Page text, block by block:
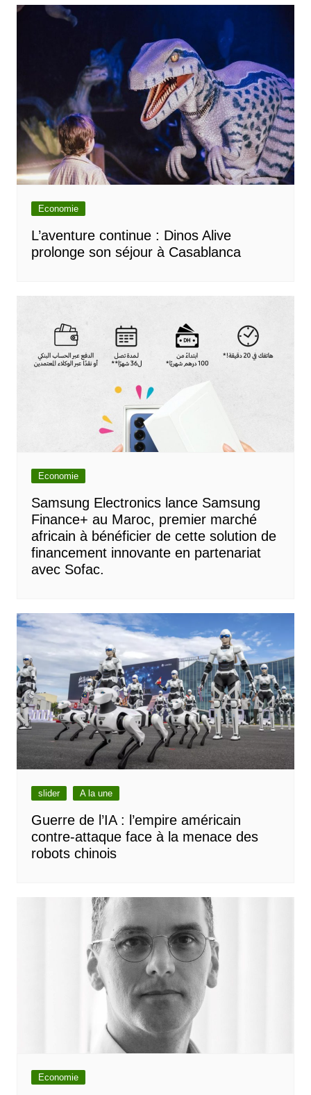
Economie
L’aventure continue : Dinos Alive
prolonge son séjour à Casablanca
Economie
Samsung Electronics lance Samsung
Finance+ au Maroc, premier marché
africain à bénéficier de cette solution de
financement innovante en partenariat
avec Sofac.
slider A la une
Guerre de l’IA : l’empire américain
contre-attaque face à la menace des
robots chinois
Economie